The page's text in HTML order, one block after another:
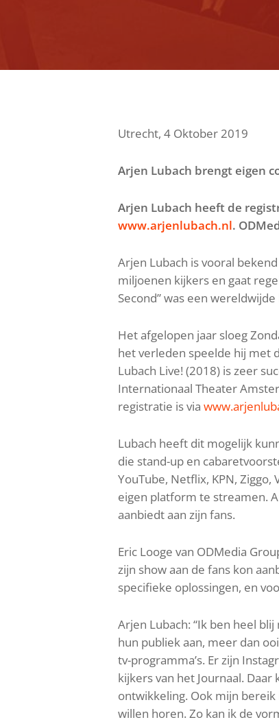
Utrecht, 4 Oktober 2019
Arjen Lubach brengt eigen
Arjen Lubach heeft de
www.arjenlubach.nl.
Arjen Lubach is vooral
miljoenen kijkers en gaat
Second” was een
Het afgelopen jaar sloeg
het verleden speelde hij met
Lubach Live! (2018) is zeer
Internationaal Theater
registratie is via
Lubach heeft dit mogelijk
die stand-up en
YouTube, Netflix, KPN,
eigen platform te streamen.
aanbiedt aan zijn fans.
Eric Looge van ODMedia
zijn show aan de fans kon
specifieke oplossingen, en
Arjen Lubach: “Ik ben heel
hun publiek aan, meer dan
tv-programma’s. Er zijn
kijkers van het Journaal.
ontwikkeling. Ook mijn
willen horen. Zo kan ik de